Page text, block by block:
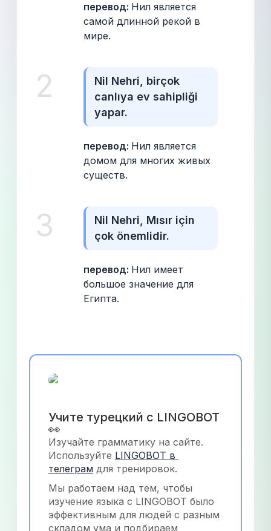
перевод: Нил является
самой длинной рекой в
мире.
2
Nil Nehri, birçok
canlıya ev sahipliği
yapar.
перевод: Нил является
домом для многих живых
существ.
3
Nil Nehri, Mısır için
çok önemlidir.
перевод: Нил имеет
большое значение для
Египта.
Учите турецкий с LINGOBOT
👀
Изучайте грамматику на сайте.
Используйте LINGOBOT в
телеграм для тренировок.
Мы работаем над тем, чтобы
изучение языка с LINGOBOT было
эффективным для людей с разным
складом ума и подбираем